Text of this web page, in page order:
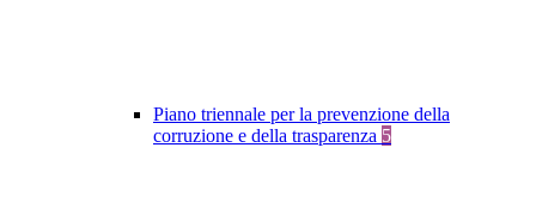
Piano triennale per la prevenzione della
corruzione e della trasparenza 5